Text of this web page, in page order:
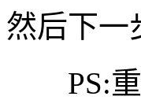
然后下一
PS:重